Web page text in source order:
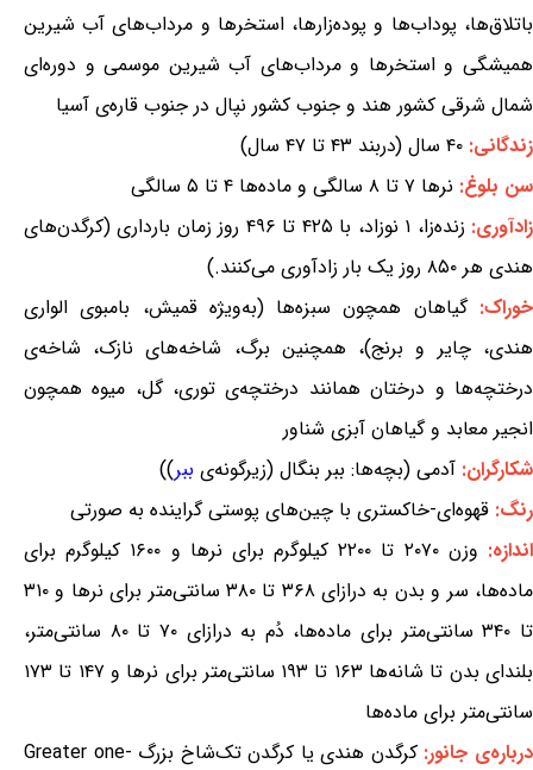
باتلاق‌ها، پوداب‌ها و پوده‌زارها، استخرها و مرداب‌های آب شیرین
همیشگی و استخرها و مرداب‌های آب شیرین موسمی و دوره‌ای
شمال شرقی کشور هند و جنوب کشور نپال در جنوب قاره‌ی آسیا
زندگانی: ۴۰ سال (دربند ۴۳ تا ۴۷ سال)
سن بلوغ: نرها ۷ تا ۸ سالگی و ماده‌ها ۴ تا ۵ سالگی
زادآوری:
زنده‌زا، ۱ نوزاد، با ۴۲۵ تا ۴۹۶ روز زمان بارداری (کرگدن‌های
هندی هر ۸۵۰ روز یک بار زادآوری می‌کنند.)
خوراک:گیاهان همچون سبزه‌ها (به‌ویژه قمیش، بامبوی الواری
هندی، چایر و برنج)، همچنین برگ، شاخه‌های نازک، شاخه‌ی
درختچه‌ها و درختان همانند درختچه‌ی توری، گل، میوه همچون
انجیر معابد و گیاهان آبزی شناور
شکارگران: آدمی (بچه‌ها: ببر بنگال (زیرگونه‌ی ببر))
رنگ: قهوه‌ای-خاکستری با چین‌های پوستی گراینده به صورتی
اندازه:
وزن ۲۰۷۰ تا ۲۲۰۰ کیلوگرم برای نرها و ۱۶۰۰ کیلوگرم برای
ماده‌ها، سر و بدن به درازای ۳۶۸ تا ۳۸۰ سانتی‌متر برای نرها و ۳۱۰
تا ۳۴۰ سانتی‌متر برای ماده‌ها، دُم به درازای ۷۰ تا ۸۰ سانتی‌متر،
بلندای بدن تا شانه‌ها ۱۶۳ تا ۱۹۳ سانتی‌متر برای نرها و ۱۴۷ تا ۱۷۳
سانتی‌متر برای ماده‌ها
درباره‌ی جانور:
کرگدن هندی یا کرگدن تک‌شاخ بزرگ Greater one-